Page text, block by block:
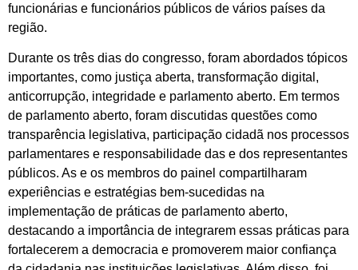
funcionárias e funcionários públicos de vários países da
região.
Durante os três dias do congresso, foram abordados tópicos
importantes, como justiça aberta, transformação digital,
anticorrupção, integridade e parlamento aberto. Em termos
de parlamento aberto, foram discutidas questões como
transparência legislativa, participação cidadã nos processos
parlamentares e responsabilidade das e dos representantes
públicos. As e os membros do painel compartilharam
experiências e estratégias bem-sucedidas na
implementação de práticas de parlamento aberto,
destacando a importância de integrarem essas práticas para
fortalecerem a democracia e promoverem maior confiança